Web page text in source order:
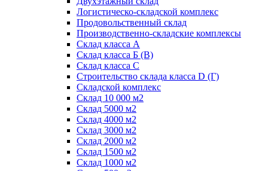
Логистическо-складской комплекс
Продовольственный склад
Производственно-складские комплексы
Склад класса А
Склад класса Б (B)
Склад класса С
Строительство склада класса D (Г)
Складской комплекс
Склад 10 000 м2
Склад 5000 м2
Склад 4000 м2
Склад 3000 м2
Склад 2000 м2
Склад 1500 м2
Склад 1000 м2